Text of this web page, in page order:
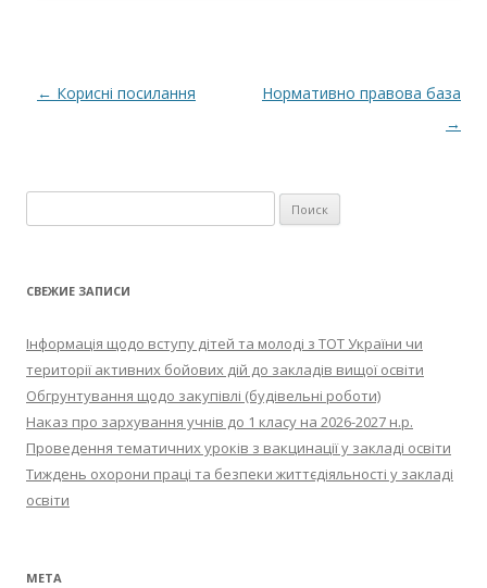
Навигация по записям
← Корисні посилання
Нормативно правова база
→
СВЕЖИЕ ЗАПИСИ
Інформація щодо вступу дітей та молоді з ТОТ України чи
території активних бойових дій до закладів вищої освіти
Обгрунтування щодо закупівлі (будівельні роботи)
Наказ про зархування учнів до 1 класу на 2026-2027 н.р.
Проведення тематичних уроків з вакцинації у закладі освіти
Тиждень охорони праці та безпеки життєдіяльності у закладі
освіти
МЕТА